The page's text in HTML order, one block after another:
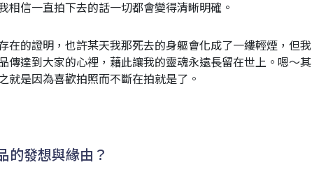
相信一直拍下去的話一切都會變得清晰明確。
在的證明，也許某天我那死去的身軀會化成了一縷輕煙，但我
傳達到大家的心裡，藉此讓我的靈魂永遠長留在世上。嗯～其
就是因為喜歡拍照而不斷在拍就是了。
的發想與緣由？